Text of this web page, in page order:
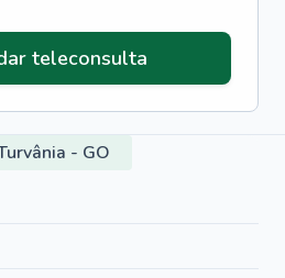
teleconsulta
- GO